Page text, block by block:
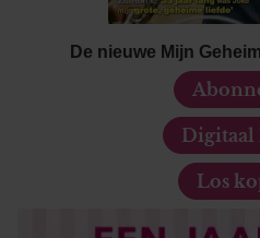
De nieuwe Mijn
Digitaal
Los